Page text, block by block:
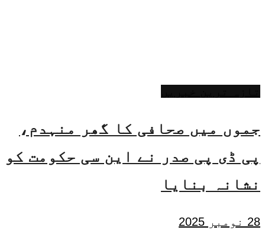
جموں میں صحافی کا گھر منہدم،
پی ڈی پی صدر نے این سی حکومت کو
نشانہ بنایا
28 نومبر 2025